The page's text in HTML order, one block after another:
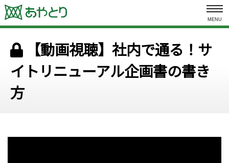
MENU
【動画視聴】社内で通る！サ
イトリニューアル企画書の書き
方